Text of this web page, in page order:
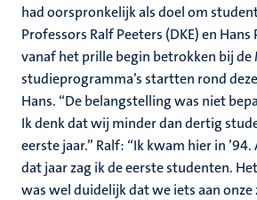
had oorspronkelijk als doel om
Professors Ralf Peeters (DKE) en Hans
vanaf het prille begin betrokken bij de
studieprogramma’s startten rond
Hans. “De belangstelling was niet
Ik denk dat wij minder dan dertig
eerste jaar.” Ralf: “Ik kwam hier in
dat jaar zag ik de eerste studenten.
was wel duidelijk dat we iets aan